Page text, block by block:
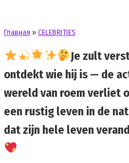
Главная » CELEBRITIES
Je zult
ontdekt wie hij is — de
wereld van roem verliet
een rustig leven in de
dat zijn hele leven